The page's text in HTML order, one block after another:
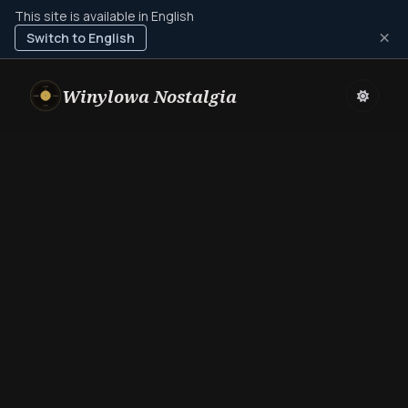
This site is available in English
Switch to English
×
Winylowa Nostalgia